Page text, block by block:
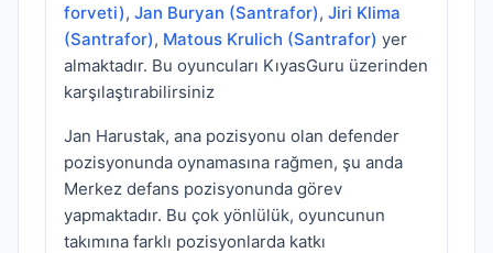
forveti), Jan Buryan (Santrafor), Jiri Klima
(Santrafor), Matous Krulich (Santrafor) yer
almaktadır. Bu oyuncuları KıyasGuru üzerinden
karşılaştırabilirsiniz
Jan Harustak, ana pozisyonu olan defender
pozisyonunda oynamasına rağmen, şu anda
Merkez defans pozisyonunda görev
yapmaktadır. Bu çok yönlülük, oyuncunun
takımına farklı pozisyonlarda katkı